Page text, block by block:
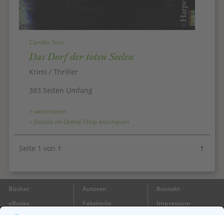
Camilla Sten
Das Dorf der toten Seelen
Krimi / Thriller
383 Seiten Umfang
> weiterlesen
> Details im Online Shop anschauen
Seite 1 von 1 1
Bücher
eBooks
Autoren
Faksimile
Kontakt
Impressum